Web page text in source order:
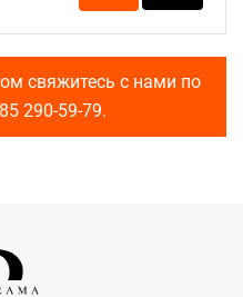
свяжитесь с нами по
290-59-79.